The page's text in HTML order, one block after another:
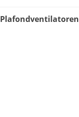
Plafondventilatoren